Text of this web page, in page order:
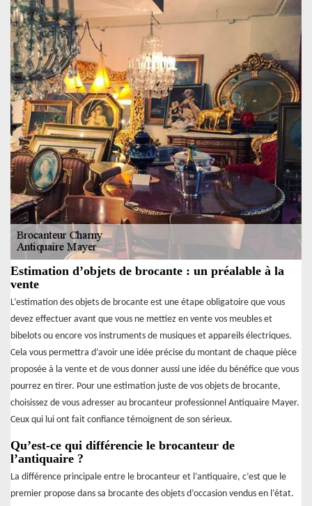
Estimation d’objets de brocante : un préalable à la
vente
L’estimation des objets de brocante est une étape obligatoire que vous
devez effectuer avant que vous ne mettiez en vente vos meubles et
bibelots ou encore vos instruments de musiques et appareils électriques.
Cela vous permettra d’avoir une idée précise du montant de chaque pièce
proposée à la vente et de vous donner aussi une idée du bénéfice que vous
pourrez en tirer. Pour une estimation juste de vos objets de brocante,
choisissez de vous adresser au brocanteur professionnel Antiquaire Mayer.
Ceux qui lui ont fait confiance témoignent de son sérieux.
Qu’est-ce qui différencie le brocanteur de
l’antiquaire ?
La différence principale entre le brocanteur et l’antiquaire, c’est que le
premier propose dans sa brocante des objets d’occasion vendus en l’état.